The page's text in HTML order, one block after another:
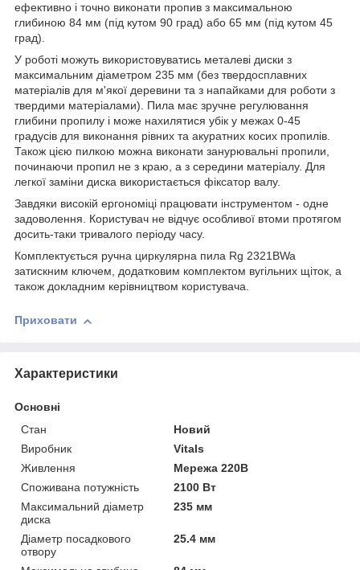
ефективно і точно виконати пропив з максимальною
глибиною 84 мм (під кутом 90 град) або 65 мм (під кутом 45
град).
У роботі можуть використовуватись металеві диски з
максимальним діаметром 235 мм (без твердосплавних
матеріалів для м'якої деревини та з напайками для роботи з
твердими матеріалами). Пила має зручне регулювання
глибини пропилу і може нахилятися убік у межах 0-45
градусів для виконання рівних та акуратних косих пропилів.
Також цією пилкою можна виконати занурювальні пропили,
починаючи пропил не з краю, а з середини матеріалу. Для
легкої заміни диска використається фіксатор валу.
Завдяки високій ергономіці працювати інструментом - одне
задоволення. Користувач не відчує особливої втоми протягом
досить-таки тривалого періоду часу.
Комплектується ручна циркулярна пила Rg 2321BWa
затискним ключем, додатковим комплектом вугільних щіток, а
також докладним керівництвом користувача.
Приховати
Характеристики
Основні
Стан
Новий
Виробник
Vitals
Живлення
Мережа 220В
Споживана потужність
2100 Вт
Максимальний діаметр
диска
235 мм
Діаметр посадкового
отвору
25.4 мм